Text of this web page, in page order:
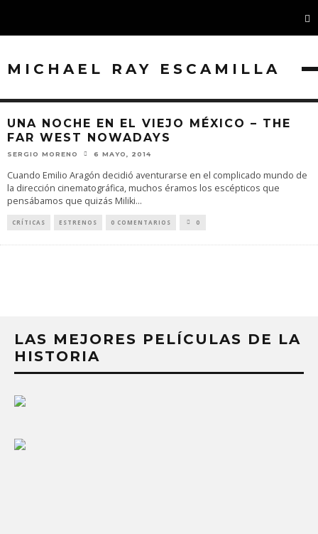
MICHAEL RAY ESCAMILLA
UNA NOCHE EN EL VIEJO MÉXICO – THE
FAR WEST NOWADAYS
SERGIO MORENO 6 MAYO, 2014
Cuando Emilio Aragón decidió aventurarse en el complicado mundo de
la dirección cinematográfica, muchos éramos los escépticos que
pensábamos que quizás Miliki...
CRÍTICAS ESTRENOS 0 COMENTARIOS 0
LAS MEJORES PELÍCULAS DE LA
HISTORIA